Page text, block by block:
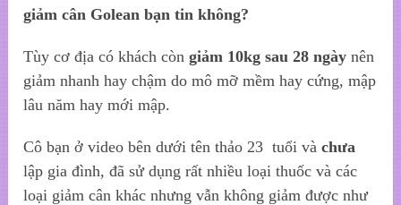
giảm cân Golean bạn tin không?
Tùy cơ địa có khách còngiảm 10kg sau 28 ngày nên
giảm nhanh hay chậm do mô mỡ mềm hay cứng, mập
lâu năm hay mới mập.
Cô bạn ở video bên dưới tên thảo 23 tuổi vàchưa
lập gia đình, đã sử dụng rất nhiều loại thuốc và các
loại giảm cân khác nhưng vẫn không giảm được như